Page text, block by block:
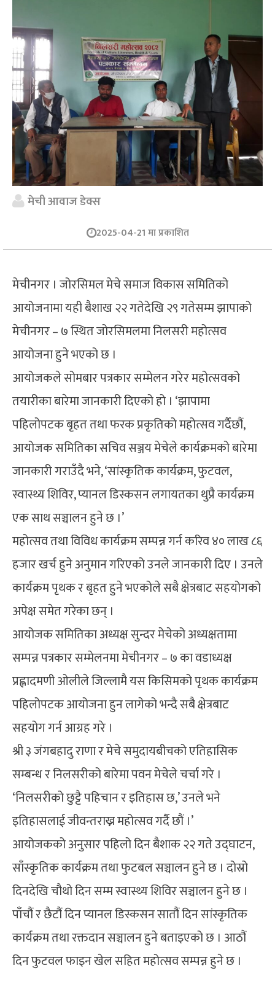
मेची आवाज डेक्स
2025-04-21 मा प्रकाशित
मेचीनगर । जोरसिमल मेचे समाज विकास समितिको
आयोजनामा यही बैशाख २२ गतेदेखि २९ गतेसम्म झापाको
मेचीनगर – ७ स्थित जोरसिमलमा निलसरी महोत्सव
आयोजना हुने भएको छ ।
आयोजकले सोमबार पत्रकार सम्मेलन गरेर महोत्सवको
तयारीका बारेमा जानकारी दिएको हो । ‘झापामा
पहिलोपटक बृहत तथा फरक प्रकृतिको महोत्सव गर्दैछौं,
आयोजक समितिका सचिव सञ्जय मेचेले कार्यक्रमको बारेमा
जानकारी गराउँदै भने, ‘सांस्कृतिक कार्यक्रम, फुटवल,
स्वास्थ्य शिविर, प्यानल डिस्कसन लगायतका थुप्रै कार्यक्रम
एक साथ सञ्चालन हुने छ ।’
महोत्सव तथा विविध कार्यक्रम सम्पन्न गर्न करिव ४० लाख ८६
हजार खर्च हुने अनुमान गरिएको उनले जानकारी दिए । उनले
कार्यक्रम पृथक र बृहत हुने भएकोले सबै क्षेत्रबाट सहयोगको
अपेक्ष समेत गरेका छन् ।
आयोजक समितिका अध्यक्ष सुन्दर मेचेको अध्यक्षतामा
सम्पन्न पत्रकार सम्मेलनमा मेचीनगर – ७ का वडाध्यक्ष
प्रह्लादमणी ओलीले जिल्लामै यस किसिमको पृथक कार्यक्रम
पहिलोपटक आयोजना हुन लागेको भन्दै सबै क्षेत्रबाट
सहयोग गर्न आग्रह गरे ।
श्री ३ जंगबहादु राणा र मेचे समुदायबीचको एतिहासिक
सम्बन्ध र निलसरीको बारेमा पवन मेचेले चर्चा गरे ।
‘निलसरीको छुट्टै पहिचान र इतिहास छ,’ उनले भने
इतिहासलाई जीवन्तराख्न महोत्सव गर्दै छौं ।’
आयोजकको अनुसार पहिलो दिन बैशाक २२ गते उद्घाटन,
साँस्कृतिक कार्यक्रम तथा फुटबल सञ्चालन हुने छ । दोस्रो
दिनदेखि चौथो दिन सम्म स्वास्थ्य शिविर सञ्चालन हुने छ ।
पाँचौं र छैटौं दिन प्यानल डिस्कसन सातौं दिन सांस्कृतिक
कार्यक्रम तथा रक्तदान सञ्चालन हुने बताइएको छ । आठौं
दिन फुटवल फाइन खेल सहित महोत्सव सम्पन्न हुने छ ।